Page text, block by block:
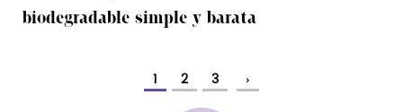
biodegradable simple y barata
1 2 3 ›